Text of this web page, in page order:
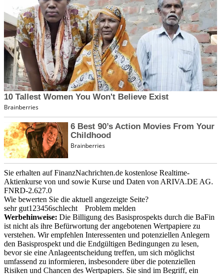
Sie erhalten auf FinanzNachrichten.de kostenlose Realtime-
Aktienkurse von und sowie Kurse und Daten von ARIVA.DE AG.
FNRD-2.627.0
Wie bewerten Sie die aktuell angezeigte Seite?
sehr gut1 23456schlecht
Problem melden
Werbehinweise: Die Billigung des Basisprospekts durch die BaFin
ist nicht als ihre Befürwortung der angebotenen Wertpapiere zu
verstehen. Wir empfehlen Interessenten und potenziellen Anlegern
den Basisprospekt und die Endgültigen Bedingungen zu lesen,
bevor sie eine Anlageentscheidung treffen, um sich möglichst
umfassend zu informieren, insbesondere über die potenziellen
Risiken und Chancen des Wertpapiers. Sie sind im Begriff, ein